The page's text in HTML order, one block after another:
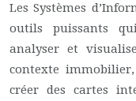
Les Systèmes
outils puissants
analyser et
contexte
créer des cartes